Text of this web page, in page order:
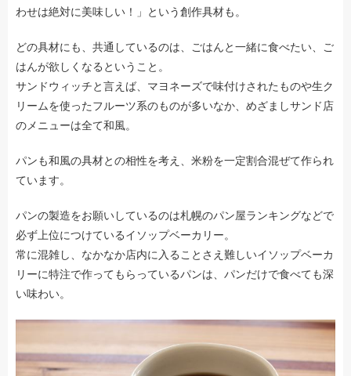
わせは絶対に美味しい！」という創作具材も。
どの具材にも、共通しているのは、ごはんと一緒に食べたい、ご
はんが欲しくなるということ。
サンドウィッチと言えば、マヨネーズで味付けされたものや生ク
リームを使ったフルーツ系のものが多いなか、めざましサンド店
のメニューは全て和風。
パンも和風の具材との相性を考え、米粉を一定割合混ぜて作られ
ています。
パンの製造をお願いしているのは札幌のパン屋ランキングなどで
必ず上位につけているイソップベーカリー。
常に混雑し、なかなか店内に入ることさえ難しいイソップベーカ
リーに特注で作ってもらっているパンは、パンだけで食べても深
い味わい。